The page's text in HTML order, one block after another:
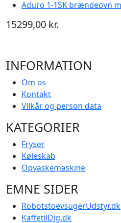
Aduro 1-1SK brændeovn
15299,00 kr.
INFORMATION
Om os
Kontakt
Vilkår og person data
KATEGORIER
Fryser
Køleskab
Opvaskemaskine
EMNE SIDER
RobotstoevsugerUdstyr.dk
KaffetilDig.dk